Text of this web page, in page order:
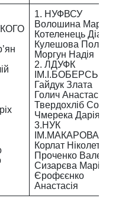
1. НУФВСУ
Волошина Марія
Котеленець Діана
Кулешова Поліна
Моргун Надія
2. ЛДУФК
ІМ.І.БОБЕРСЬКОГО
Гайдук Злата
Голич Анастасія
Твердохліб Софія
Чмерека Дарія
3.НУК
ІМ.МАКАРОВА
Корлат Ніколетта
Проченко Валерія
Сизарєва Маріанна
Єрофєєнко
Анастасія